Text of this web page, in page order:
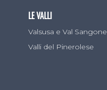
LE VALLI
Valsusa e Val Sangone
Valli del Pinerolese